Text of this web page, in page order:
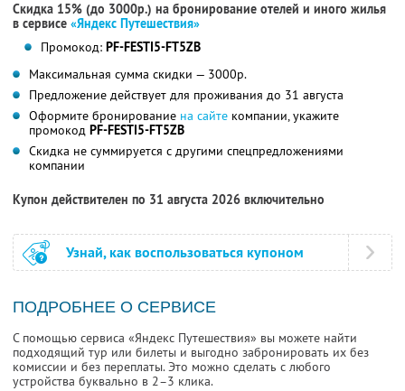
Скидка 15% (до 3000р.) на бронирование отелей и иного жилья
в сервисе «Яндекс Путешествия»
Промокод: PF-FESTI5-FT5ZB
Максимальная сумма скидки — 3000р.
Предложение действует для проживания до 31 августа
Оформите бронирование на сайте компании, укажите
промокод PF-FESTI5-FT5ZB
Скидка не суммируется с другими спецпредложениями
компании
Купон действителен по 31 августа 2026 включительно
Узнай, как воспользоваться купоном
ПОДРОБНЕЕ О СЕРВИСЕ
С помощью сервиса «Яндекс Путешествия» вы можете найти
подходящий тур или билеты и выгодно забронировать их без
комиссии и без переплаты. Это можно сделать с любого
устройства буквально в 2–3 клика.